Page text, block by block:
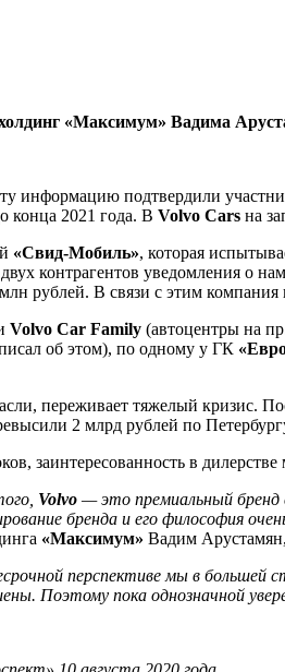
«Максимум» Вадима
информацию подтвердили
конца 2021 года. В Volvo Cars на
«Свид-Мобиль», которая
контрагентов уведомления о
рублей. В связи с этим
Volvo Car Family (автоцентры на
об этом), по одному у ГК
переживает тяжелый кризис.
2 млрд рублей по
заинтересованность в
Volvo — это премиальный бренд
бренда и его философия
«Максимум» Вадим Арустамян,
перспективе мы в большей
Поэтому пока однозначной